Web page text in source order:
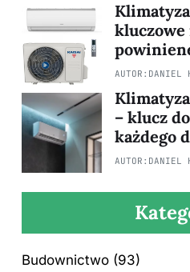
AUTOR: DANIEL
– klucz
każdego
AUTOR: DANIEL
Budownictwo (93)